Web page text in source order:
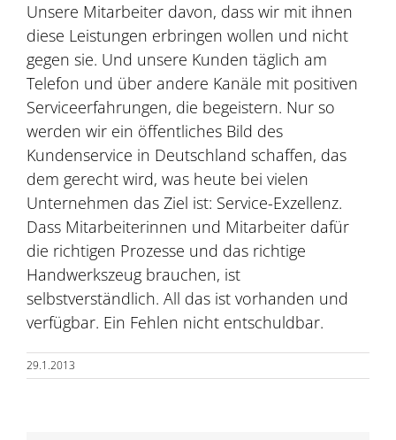
Unsere Mitarbeiter davon, dass wir mit ihnen
diese Leistungen erbringen wollen und nicht
gegen sie. Und unsere Kunden täglich am
Telefon und über andere Kanäle mit positiven
Serviceerfahrungen, die begeistern. Nur so
werden wir ein öffentliches Bild des
Kundenservice in Deutschland schaffen, das
dem gerecht wird, was heute bei vielen
Unternehmen das Ziel ist: Service-Exzellenz.
Dass Mitarbeiterinnen und Mitarbeiter dafür
die richtigen Prozesse und das richtige
Handwerkszeug brauchen, ist
selbstverständlich. All das ist vorhanden und
verfügbar. Ein Fehlen nicht entschuldbar.
29.1.2013